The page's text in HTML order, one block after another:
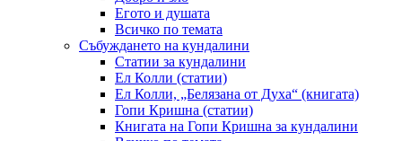
Егото и душата
Всичко по темата
Събуждането на кундалини
Статии за кундалини
Ел Колли (статии)
Ел Колли, „Белязана от Духа“ (книгата)
Гопи Кришна (статии)
Книгата на Гопи Кришна за кундалини